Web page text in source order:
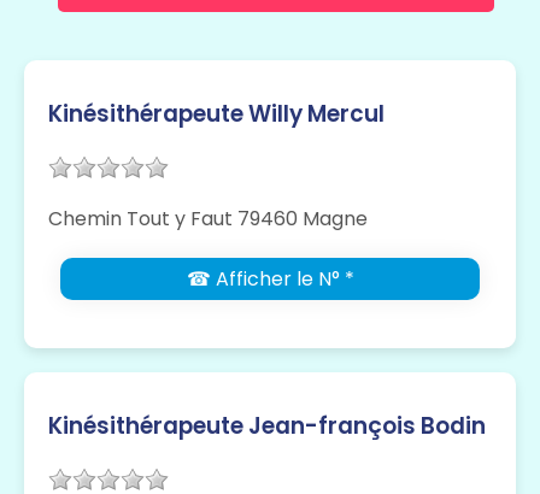
Kinésithérapeute Willy Mercul
Chemin Tout y Faut 79460 Magne
☎ Afficher le N° *
Kinésithérapeute Jean-françois Bodin